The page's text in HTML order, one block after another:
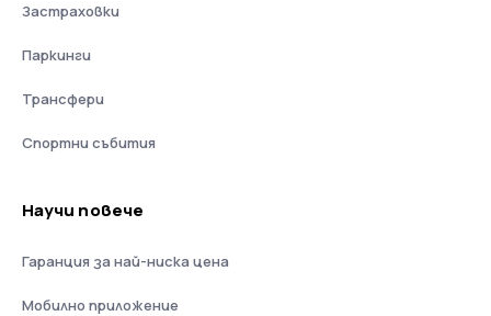
Застраховки
Паркинги
Трансфери
Спортни събития
Научи повече
Гаранция за най-ниска цена
Мобилно приложение